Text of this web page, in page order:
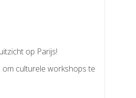
op Parijs!
om culturele workshops te